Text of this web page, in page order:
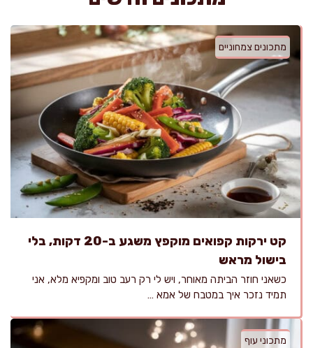
מתכונים צמחוניים
קט ירקות קפואים מוקפץ משגע ב-20 דקות, בלי
בישול מראש
כשאני חוזר הביתה מאוחר, ויש לי רק רעב טוב ומקפיא מלא, אני
תמיד נזכר איך במטבח של אמא …
מתכוני עוף